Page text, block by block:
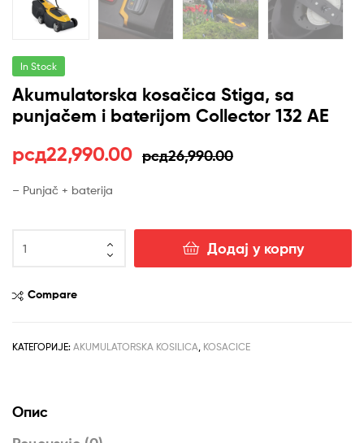
In Stock
Akumulatorska kosačica Stiga, sa
punjačem i baterijom Collector 132 AE
рсд26,990.00
Оригинална
цена
била:
рсд22,990.00
Тренутна
цена
рсд22,990.00.
– Punjač + baterija
kosačica
sa
baterijom
количина
Додај у корпу
Compare
КАТЕГОРИЈЕ: AKUMULATORSKA KOSILICA, KOSACICE
Опис